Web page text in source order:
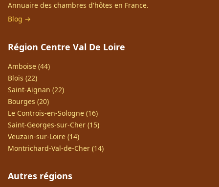
Annuaire des chambres d'hôtes en France.
Blog →
Région Centre Val De Loire
Amboise (44)
Blois (22)
Saint-Aignan (22)
Bourges (20)
Le Controis-en-Sologne (16)
Saint-Georges-sur-Cher (15)
Veuzain-sur-Loire (14)
Montrichard-Val-de-Cher (14)
Autres régions